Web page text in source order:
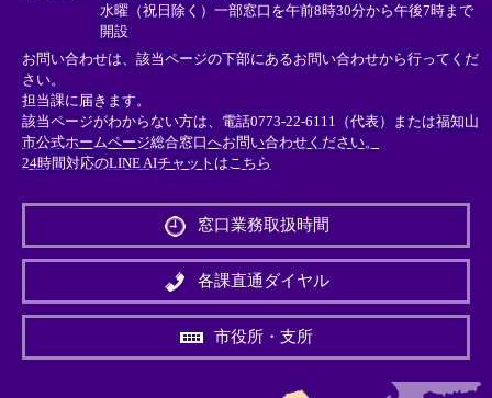
水曜（祝日除く）一部窓口を午前8時30分から午後7時まで
開設
お問い合わせは、該当ページの下部にあるお問い合わせから行ってくだ
さい。
担当課に届きます。
該当ページがわからない方は、電話0773-22-6111（代表）または福知山
市公式ホームページ総合窓口へお問い合わせください。
24時間対応のLINE AIチャットはこちら
外
リ
ン
＞
窓口業務取扱時間
各課直通ダイヤル
市役所・支所